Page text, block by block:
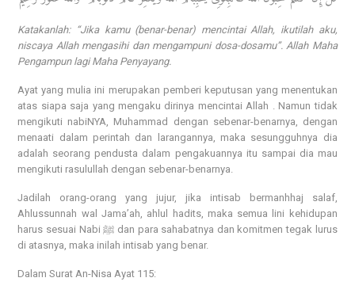
Katakanlah: “Jika kamu (benar-benar) mencintai Allah, ikutilah aku,
niscaya Allah mengasihi dan mengampuni dosa-dosamu”. Allah Maha
Pengampun lagi Maha Penyayang.
Ayat yang mulia ini merupakan pemberi keputusan yang menentukan
atas siapa saja yang mengaku dirinya mencintai Allah . Namun tidak
mengikuti nabiNYA, Muhammad dengan sebenar-benarnya, dengan
menaati dalam perintah dan larangannya, maka sesungguhnya dia
adalah seorang pendusta dalam pengakuannya itu sampai dia mau
mengikuti rasulullah dengan sebenar-benarnya.
Jadilah orang-orang yang jujur, jika intisab bermanhhaj salaf,
Ahlussunnah wal Jama’ah, ahlul hadits, maka semua lini kehidupan
harus sesuai Nabi ﷺ dan para sahabatnya dan komitmen tegak lurus
di atasnya, maka inilah intisab yang benar.
Dalam Surat An-Nisa Ayat 115: